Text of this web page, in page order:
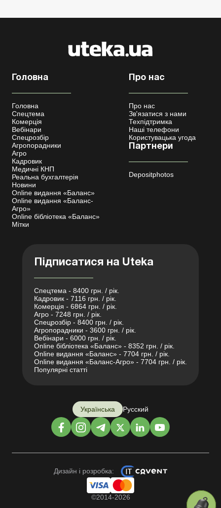
Головна
Головна
Спецтема
Комерція
Вебінари
Спецрозбір
Агропорадники
Агро
Кадровик
Медичні КНП
Реальна бухгалтерія
Новини
Online видання «Баланс»
Online видання «Баланс-
Агро»
Online бібліотека «Баланс»
Мітки
Про нас
Про нас
Зв'язатися з нами
Техпідтримка
Наші телефони
Користувацька угода
Партнери
Depositphotos
Підписатися на Uteka
Спецтема - 8400 грн. / рік.
Кадровик - 7116 грн. / рік.
Комерція - 6864 грн. / рік.
Агро - 7248 грн. / рік.
Спецрозбір - 8400 грн. / рік.
Агропорадники - 3600 грн. / рік.
Вебінари - 6000 грн. / рік.
Online бібліотека «Баланс» - 8352 грн. / рік.
Online видання «Баланс» - 7704 грн. / рік.
Online видання «Баланс-Агро» - 7704 грн. / рік.
Популярні статті
Українська Русский
Дизайн і розробка:
©2014-2026